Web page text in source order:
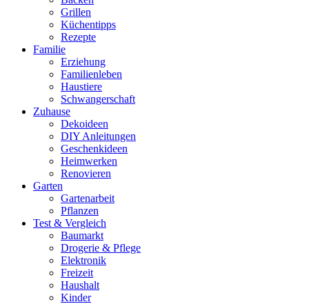
Grillen
Küchentipps
Rezepte
Familie
Erziehung
Familienleben
Haustiere
Schwangerschaft
Zuhause
Dekoideen
DIY Anleitungen
Geschenkideen
Heimwerken
Renovieren
Garten
Gartenarbeit
Pflanzen
Test & Vergleich
Baumarkt
Drogerie & Pflege
Elektronik
Freizeit
Haushalt
Kinder